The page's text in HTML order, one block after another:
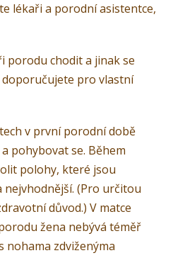
lékaři a porodní asistentce,
porodu chodit a jinak se
doporučujete pro vlastní
v první porodní době
pohybovat se. Během
polohy, které jsou
(Pro určitou
důvod.) V matce
žena nebývá téměř
nohama zdviženýma